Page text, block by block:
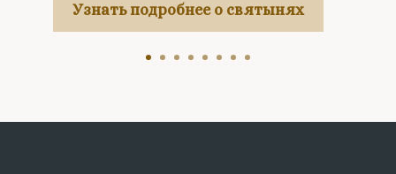
Узнать подробнее о святынях